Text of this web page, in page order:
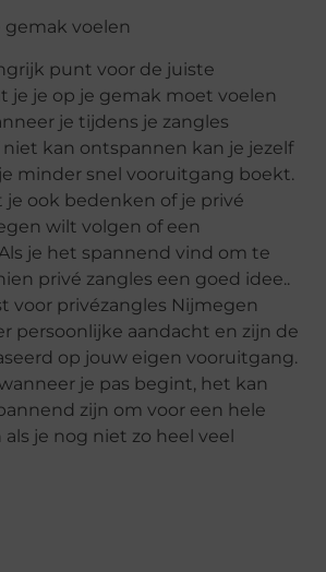
gemak voelen
punt voor de juiste
je je op je gemak moet voelen
je tijdens je zangles
kan ontspannen kan je jezelf
minder snel vooruitgang boekt.
je ook bedenken of je privé
wilt volgen of een
je het spannend vind om te
privé zangles een goed idee..
voor privézangles Nijmegen
persoonlijke aandacht en zijn de
op jouw eigen vooruitgang.
je pas begint, het kan
zijn om voor een hele
je nog niet zo heel veel